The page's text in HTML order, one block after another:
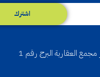
اشترك
طريق صلاح الدين8106 حي الملز مجمع العقارية البرج رقم 1